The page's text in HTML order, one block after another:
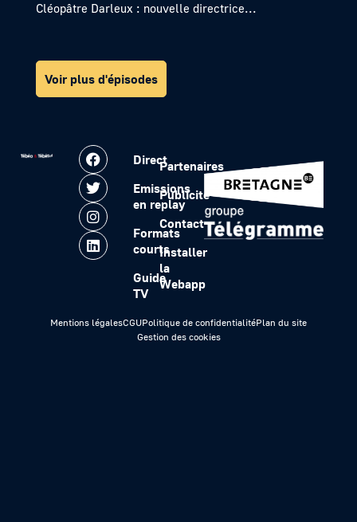
Cléopâtre Darleux : nouvelle directrice...
Voir plus d'épisodes
Direct
Emissions
en replay
Formats
courts
Guide
TV
Partenaires
Publicité
Contact
Installer
la
Webapp
Mentions légalesCGUPolitique de confidentialitéPlan du site
Gestion des cookies